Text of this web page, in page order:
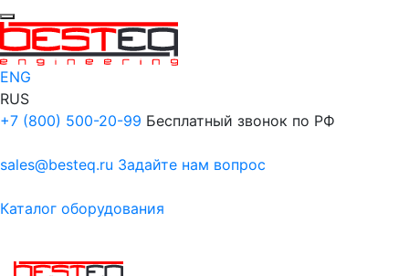
ENG
RUS
+7 (800) 500-20-99 Бесплатный звонок по РФ
sales@besteq.ru Задайте нам вопрос
Каталог оборудования